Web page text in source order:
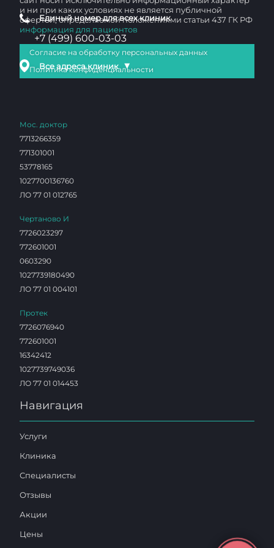
Единый номер для всех клиник
+7 (499) 600-03-03
Все адреса клиник ▼
и ни при каких условиях не является публичной
офертой, определяемой положениями статьи 437 ГК РФ
информация для пациентов
Согласие на обработку персональных данных
Политика конфиденциальности
Мос. доктор
7713266359
771301001
53778165
1027700136760
ЛО 77 01 012765
Чертаново И
7726023297
772601001
0603290
1027739180490
ЛО 77 01 004101
Протек
7726076940
772601001
16342412
1027739749036
ЛО 77 01 014453
Навигация
Услуги
Клиника
Специалисты
Отзывы
Акции
Цены